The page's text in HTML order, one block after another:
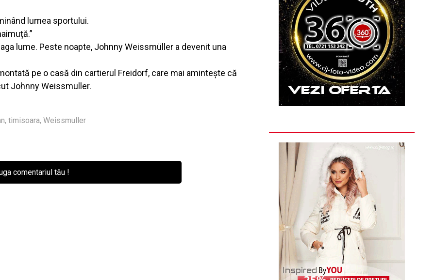
lumea sportului.
lume. Peste noapte, Johnny Weissmüller a devenit una
pe o casă din cartierul Freidorf, care mai amintește că
Johnny Weissmuller.
, timisoara, Weissmuller
comentariul tău !